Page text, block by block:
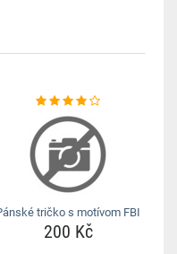
tričko s motívom FBI
200 Kč